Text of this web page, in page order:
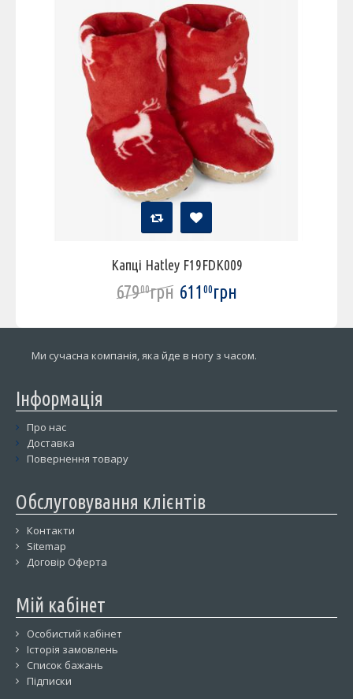
Капці Hatley F19FDK009
67900грн 61100грн
Ми сучасна компанія, яка йде в ногу з часом.
Інформація
Про нас
Доставка
Повернення товару
Обслуговування клієнтів
Контакти
Sitemap
Договір Оферта
Мій кабінет
Особистий кабінет
Історія замовлень
Список бажань
Підписки